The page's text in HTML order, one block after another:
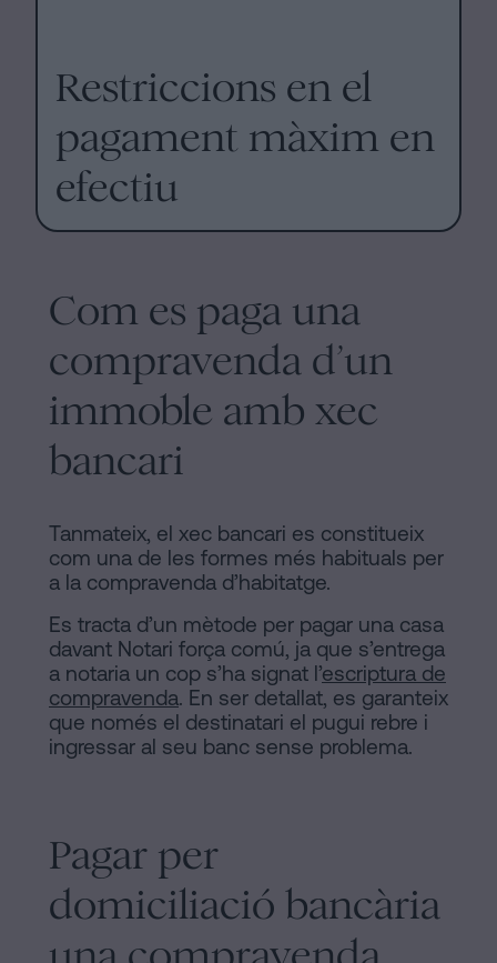
Restriccions en el
pagament màxim en
efectiu
Com es paga una
compravenda d’un
immoble amb xec
bancari
Tanmateix, el xec bancari es constitueix
com una de les formes més habituals per
a la compravenda d’habitatge.
Es tracta d’un mètode per pagar una casa
davant Notari força comú, ja que s’entrega
a notaria un cop s’ha signat l’escriptura de
compravenda. En ser detallat, es garanteix
que només el destinatari el pugui rebre i
ingressar al seu banc sense problema.
Pagar per
domiciliació bancària